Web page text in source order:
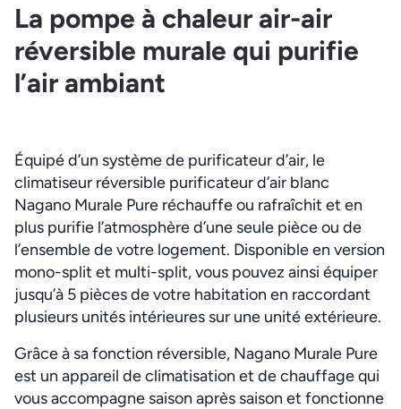
La pompe à chaleur air-air
réversible murale qui purifie
l’air ambiant
Équipé d’un système de purificateur d’air, le
climatiseur réversible purificateur d’air blanc
Nagano Murale Pure réchauffe ou rafraîchit et en
plus purifie l’atmosphère d’une seule pièce ou de
l’ensemble de votre logement. Disponible en version
mono-split et multi-split, vous pouvez ainsi équiper
jusqu’à 5 pièces de votre habitation en raccordant
plusieurs unités intérieures sur une unité extérieure.
Grâce à sa fonction réversible, Nagano Murale Pure
est un appareil de climatisation et de chauffage qui
vous accompagne saison après saison et fonctionne